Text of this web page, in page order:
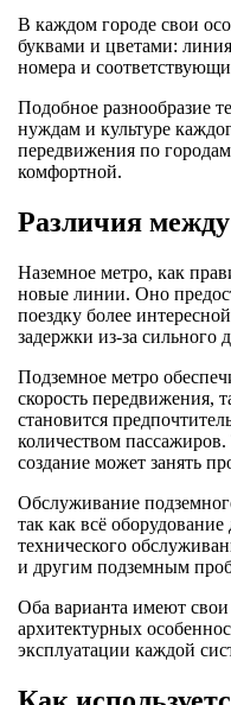
В каждом городе свои
буквами и цветами:
номера и
Подобное разнообразие
нуждам и культуре
передвижения по
комфортной.
Различия
Наземное метро, как
новые линии. Оно
поездку более
задержки из-за сильного
Подземное метро
скорость передвижения,
становится
количеством
создание может занять
Обслуживание
так как всё
технического
и другим подземным
Оба варианта имеют
архитектурных
эксплуатации каждой